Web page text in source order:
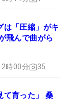
は「圧縮」がキ
飛んで曲がら
時00分 35
て育った」 桑